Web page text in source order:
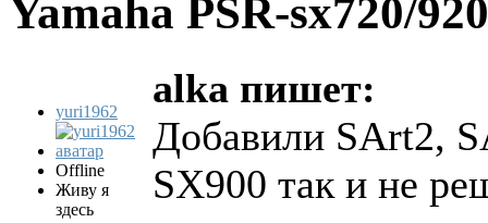
Yamaha PSR-sx720/
yuri1962
Offline
Живу я
здесь
alka пишет:
Добавили SArt2,
SX900 так и не